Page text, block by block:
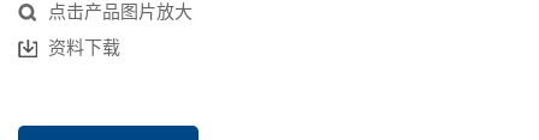
点击产品图片放大
资料下载